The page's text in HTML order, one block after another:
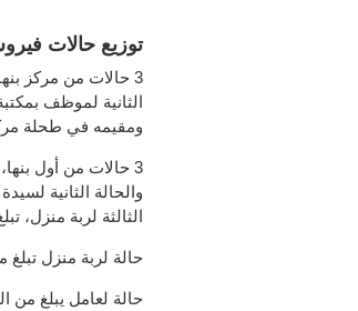
توزيع حالات
ومقيمه في طحلة
الثالثة لربة منزل، تبلغ من العمر 27 سنة، وتُقيم في شارع
حالة لربة منزل تبلغ من العمر 40سنة، ومقيمه في
حالة لعامل يبلغ من العمر 52 سنة، ومقيم في